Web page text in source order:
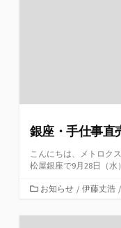
銀座・手仕事直
こんにちは、メトロク
松屋銀座で9月28日（水
カ
ゴ
お知らせ / 伊藤丈浩 /